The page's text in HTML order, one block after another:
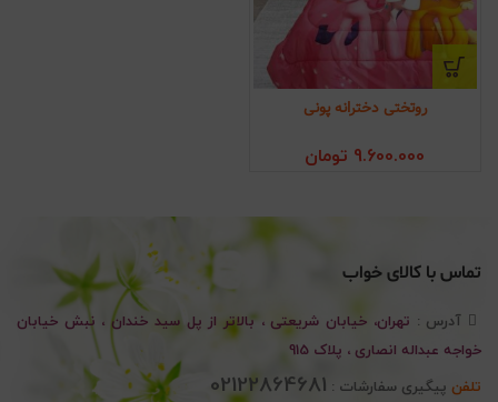
روتختی دخترانه پونی
9.600.000 تومان
تماس با کالای خواب
آدرس : تهران، خیابان شریعتی ، بالاتر از پل سید خندان ، نبش خیابان
خواجه عبداله انصاری ، پلاک 915
تلفن پیگیری سفارشات : 02122864681